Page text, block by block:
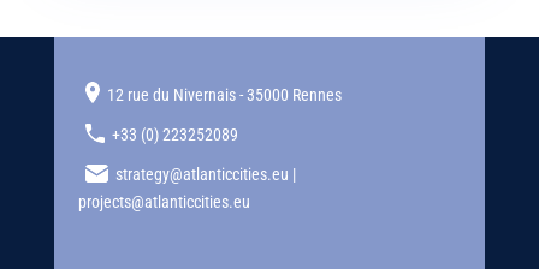
12 rue du Nivernais - 35000 Rennes
+33 (0) 223252089
strategy@atlanticcities.eu |
projects@atlanticcities.eu